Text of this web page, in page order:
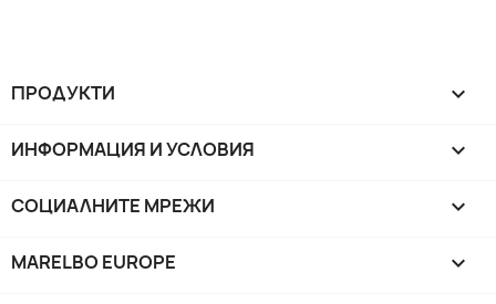
ПРОДУКТИ 
ИНФОРМАЦИЯ И УСЛОВИЯ 
СОЦИАЛНИТЕ МРЕЖИ 
MARELBO EUROPE 